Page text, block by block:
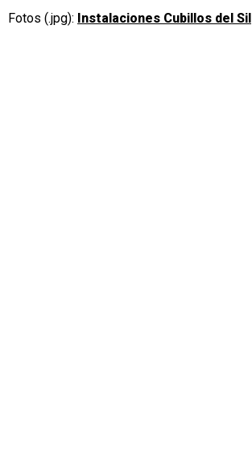
Fotos (.jpg): Instalaciones Cubillos del Sil